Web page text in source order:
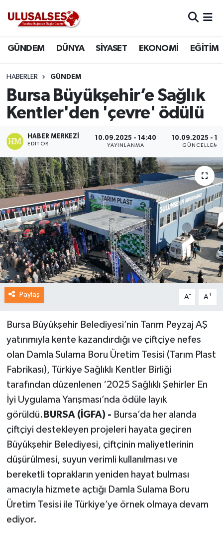
GÜNDEM DÜNYA SİYASET EKONOMİ EĞİTİM
HABERLER GÜNDEM
Bursa Büyükşehir’e Sağlık
Kentler'den 'çevre' ödülü
HABER MERKEZI
EDITÖR
10.09.2025 - 14:40
YAYINLANMA
10.09.2025 -
GÜNCELLEME
Paylaş A- A+
Bursa Büyükşehir Belediyesi’nin Tarım Peyzaj AŞ
yatırımıyla kente kazandırdığı ve çiftçiye nefes
olan Damla Sulama Boru Üretim Tesisi (Tarım Plast
Fabrikası), Türkiye Sağlıklı Kentler Birliği
tarafından düzenlenen ‘2025 Sağlıklı Şehirler En
İyi Uygulama Yarışması’nda ödüle layık
görüldü. BURSA (İGFA) - Bursa’da her alanda
çiftçiyi destekleyen projeleri hayata geçiren
Büyükşehir Belediyesi, çiftçinin maliyetlerinin
düşürülmesi, suyun verimli kullanılması ve
bereketli toprakların yeniden hayat bulması
amacıyla hizmete açtığı Damla Sulama Boru
Üretim Tesisi ile Türkiye’ye örnek olmaya devam
ediyor.
DÜNYA
SİYASET
EKONOMİ
EĞİTİM
SAĞLIK
MAGAZİN
SPOR
Trafik Durumu
Süper Lig Puan Durumu ve Fikstür
Tüm Manşetler
Son Dakika Haberleri
Haber Arşivi